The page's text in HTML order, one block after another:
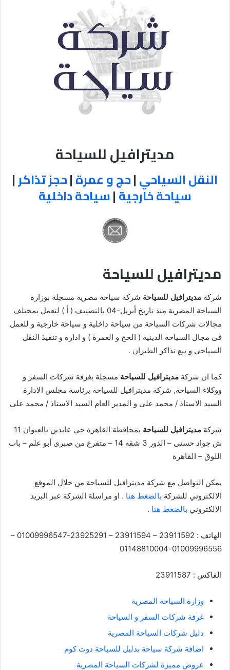
مديترافيل للسياحة
النقل السياحي|حج و عمرة|حجز تذاكر|
سياحة خارجية|سياحة داخلية
مديترافيل للسياحة
شركة مديترافيل للسياحة شركة سياحة مصرية مسجلة بوزارة
السياحة المصرية منذ تاريخ أبريل-04 بالتصنيف ( أ ) لتعمل بمختلف
مجالات شركات السياحة من سياحة داخلية و سياحة خارجية و للعمل
فى مجال السياحة الدينية ( الحج و العمرة ) و ادارة و تنفيذ النقل
السياحي و بيع تذاكر الطيران .
كما ان شركة مديترافيل للسياحة مسجلة بغرفة شركات السفر و
ووكلاء السياحة, شركة مديترافيل للسياحة برئاسة مجلس الادارة
السيد الاستاذ / محمد على و المدير العام السيد الاستاذ / محمد على
شركة مديترافيل للسياحة
بمحافظة القاهرة حي عابدين بالعنوان 11
ش جواد حسنى – الدور 3 شقه 14 – متفرع من صبرى أبو علم – باب
اللوق – القاهرة
يمكن التواصل مع شركة مديترافيل للسياحة من خلال الموقع
الالكتروني للشركة بالضغط هنا . او مراسلة الشركة عبر البريد
الالكتروني بالضغط هنا .
الهاتف : 23911592 – 23911594 – 23925291-01009996547 –
01009996556-01148810004
الفاكس : 23911587
وزارة السياحة المصرية
غرفة شركات السفر و السياحة
دليل شركات السياحة المصرية
اضافة شركة سياحة بدليل للسياحة دوت كوم
عروض مميزة لشركات السياحة المصرية